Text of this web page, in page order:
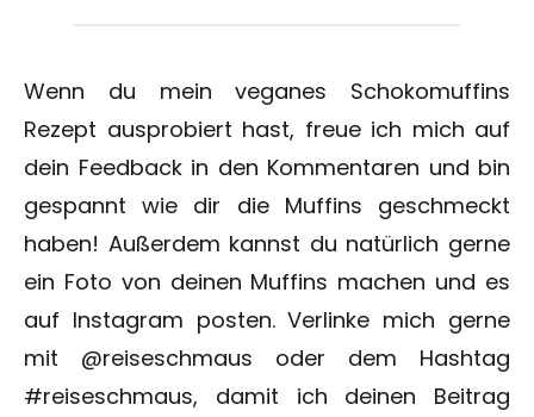
Wenn du mein veganes Schokomuffins
Rezept ausprobiert hast, freue ich mich auf
dein Feedback in den Kommentaren und bin
gespannt wie dir die Muffins geschmeckt
haben! Außerdem kannst du natürlich gerne
ein Foto von deinen Muffins machen und es
auf Instagram posten. Verlinke mich gerne
mit @reiseschmaus oder dem Hashtag
#reiseschmaus, damit ich deinen Beitrag